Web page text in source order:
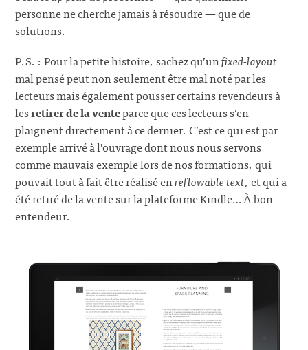
personne ne cherche jamais à résoudre — que de
solutions.
P.S. : Pour la petite histoire, sachez qu’unfixed-layout
mal pensé peut non seulement être mal noté par les
lecteurs mais également pousser certains revendeurs à
lesretirer de la venteparce que ces lecteurs s’en
plaignent directement à ce dernier. C’est ce qui est par
exemple arrivé à l’ouvrage dont nous nous servons
comme mauvais exemple lors de nos formations, qui
pouvait tout à fait être réalisé enreflowable text, et qui a
été retiré de la vente sur la plateforme Kindle… À bon
entendeur.